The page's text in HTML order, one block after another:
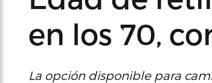
en los 70,
La opción disponible para